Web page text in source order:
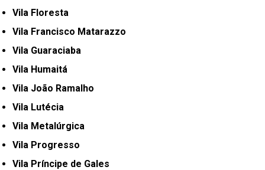
Vila Floresta
Vila Francisco Matarazzo
Vila Guaraciaba
Vila Humaitá
Vila João Ramalho
Vila Lutécia
Vila Metalúrgica
Vila Progresso
Vila Príncipe de Gales